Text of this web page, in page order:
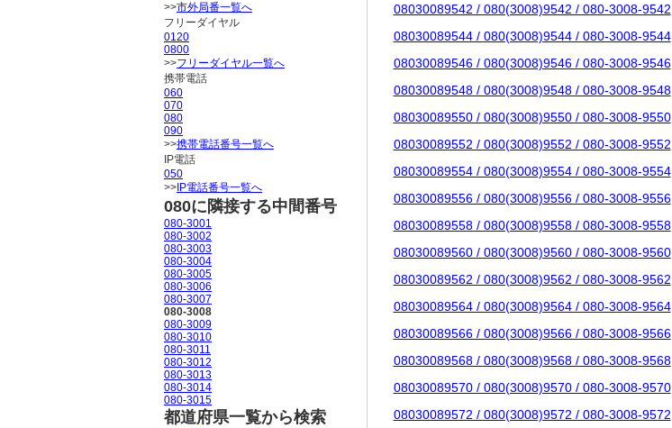
08030089542 / 080(3008)9542 / 080-3008-9542
08030089544 / 080(3008)9544 / 080-3008-9544
08030089546 / 080(3008)9546 / 080-3008-9546
08030089548 / 080(3008)9548 / 080-3008-9548
08030089550 / 080(3008)9550 / 080-3008-9550
08030089552 / 080(3008)9552 / 080-3008-9552
08030089554 / 080(3008)9554 / 080-3008-9554
08030089556 / 080(3008)9556 / 080-3008-9556
08030089558 / 080(3008)9558 / 080-3008-9558
08030089560 / 080(3008)9560 / 080-3008-9560
08030089562 / 080(3008)9562 / 080-3008-9562
08030089564 / 080(3008)9564 / 080-3008-9564
08030089566 / 080(3008)9566 / 080-3008-9566
08030089568 / 080(3008)9568 / 080-3008-9568
08030089570 / 080(3008)9570 / 080-3008-9570
08030089572 / 080(3008)9572 / 080-3008-9572
>>市外局番一覧へ
フリーダイヤル
0120
0800
>>フリーダイヤル一覧へ
携帯電話
060
070
080
090
>>携帯電話番号一覧へ
IP電話
050
>> IP電話番号一覧へ
080に隣接する中間番号
080-3001
080-3002
080-3003
080-3004
080-3005
080-3006
080-3007
080-3008
080-3009
080-3010
080-3011
080-3012
080-3013
080-3014
080-3015
都道府県一覧から検索